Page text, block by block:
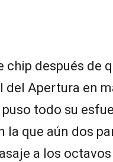
chip después de
del Apertura en
todo su
la que aún dos
a los